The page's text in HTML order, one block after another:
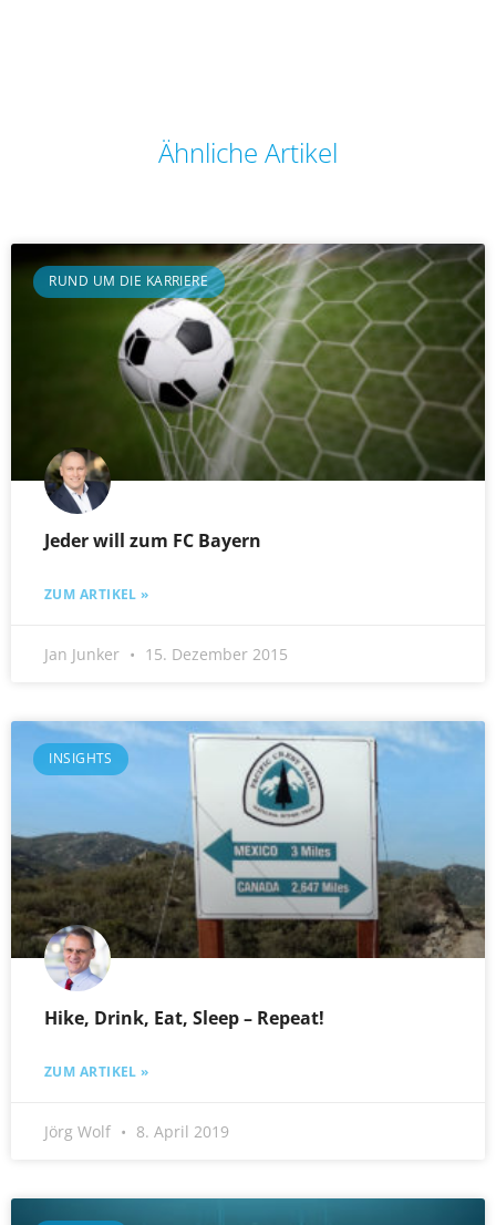
Ähnliche Artikel
RUND UM DIE KARRIERE
Jeder will zum FC Bayern
ZUM ARTIKEL »
Jan Junker 15. Dezember 2015
INSIGHTS
Hike, Drink, Eat, Sleep – Repeat!
ZUM ARTIKEL »
Jörg Wolf 8. April 2019